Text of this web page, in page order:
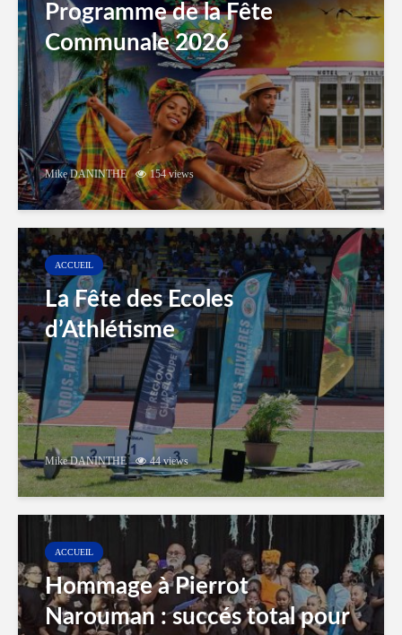
Programme de la Fête
Communale 2026
Mike DANINTHE 154 views
ACCUEIL
La Fête des Ecoles
d’Athlétisme
Mike DANINTHE 44 views
ACCUEIL
Hommage à Pierrot
Narouman : succés total pour